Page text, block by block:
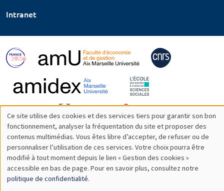
Intranet
Utilisation
des
données
personnelles
Ce site utilise des cookies et des services tiers pour garantir son bon
fonctionnement, analyser la fréquentation du site et proposer des
contenus multimédias. Vous êtes libre d’accepter, de refuser ou de
personnaliser l’utilisation de ces services. Votre choix pourra être
modifié à tout moment depuis le lien « Gestion des cookies »
accessible en bas de page. Pour en savoir plus, consultez notre
politique de confidentialité.